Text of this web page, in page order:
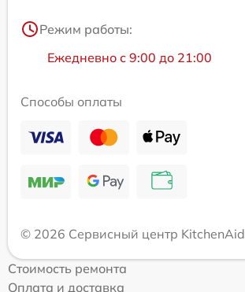
Режим работы:
Ежедневно с 9:00 до 21:00
Способы оплаты
© 2026 Сервисный центр KitchenAid
Стоимость ремонта
Оплата и доставка